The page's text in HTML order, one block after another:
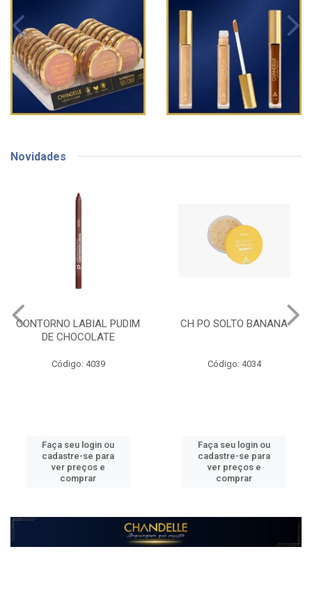
Novidades
LABIAL PUDIM
login ou
se para
CH PO SOLTO BANANA
Faça seu login ou
cadastre-se para
CH BASE